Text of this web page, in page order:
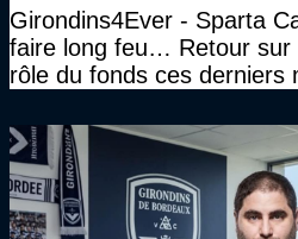
Girondins4Ever - Sparta
faire long feu… Retour sur
rôle du fonds ces derniers